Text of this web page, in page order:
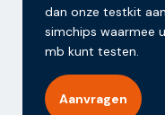
dan onze testkit
simchips waarmee
mb kunt testen.
Aanvragen